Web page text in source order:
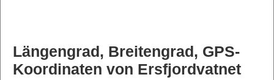
Längengrad, Breitengrad, GPS-
Koordinaten von Ersfjordvatnet